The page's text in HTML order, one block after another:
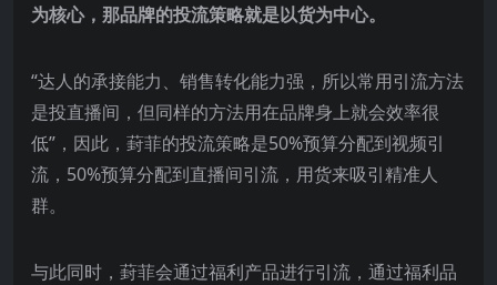
为核心，那品牌的投流策略就是以货为中心。
“达人的承接能力、销售转化能力强，所以常用引流方法
是投直播间，但同样的方法用在品牌身上就会效率很
低”，因此，葑菲的投流策略是50%预算分配到视频引
流，50%预算分配到直播间引流，用货来吸引精准人
群。
与此同时，葑菲会通过福利产品进行引流，通过福利品